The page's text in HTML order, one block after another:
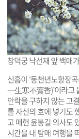
창덕궁 낙선재 앞 백매
신흠이 ‘동천년노항장
一生寒不賣香)’이라고
안락을 구하지 않는 고
를 자신의 호에 넣기도
고 매헌 윤봉길 의사도
시간을 내 탐매 여행을